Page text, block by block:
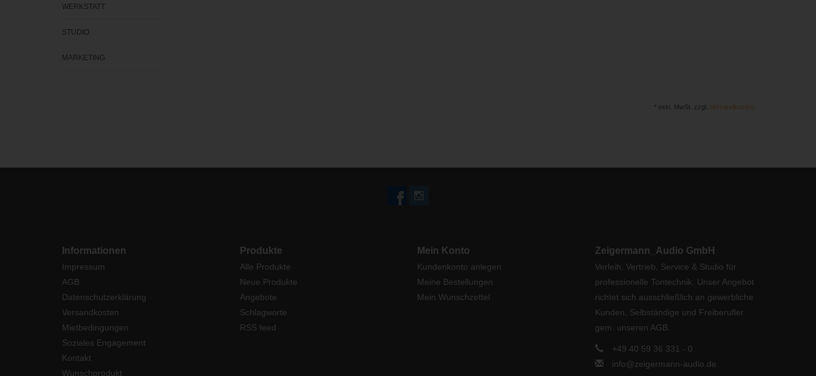
WERKSTATT
STUDIO
MARKETING
* exkl. MwSt. zzgl. Versandkosten
Informationen
Impressum
AGB
Datenschutzerklärung
Versandkosten
Mietbedingungen
Soziales Engagement
Kontakt
Wunschprodukt
Produkte
Alle Produkte
Neue Produkte
Angebote
Schlagworte
RSS feed
Mein Konto
Kundenkonto anlegen
Meine Bestellungen
Mein Wunschzettel
Zeigermann_Audio GmbH
Verleih, Vertrieb, Service & Studio für
professionelle Tontechnik. Unser Angebot
richtet sich ausschließlich an gewerbliche
Kunden, Selbständige und Freiberufler
gem. unseren AGB.
+49 40 59 36 331 - 0
info@zeigermann-audio.de